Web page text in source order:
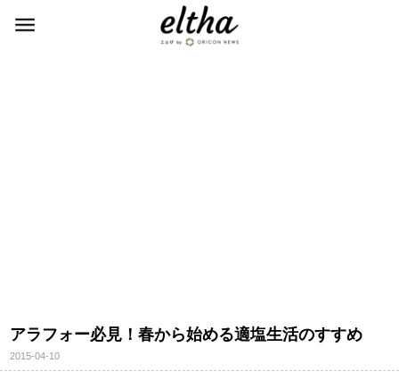
アラフォー必見！春から始める適塩生活のすすめ
2015-04-10